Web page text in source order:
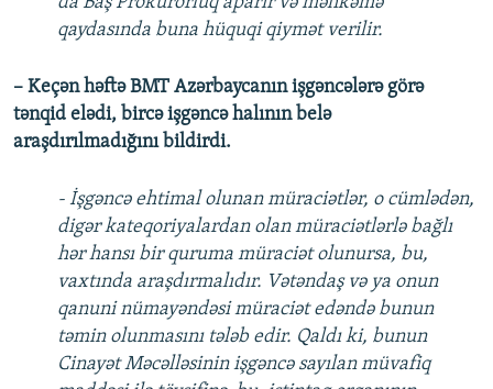
qaydasında buna hüquqi qiymət verilir.
– Keçən həftə BMT Azərbaycanın işgəncələrə görə
tənqid elədi, bircə işgəncə halının belə
araşdırılmadığını bildirdi.
- İşgəncə ehtimal olunan müraciətlər, o cümlədən,
digər kateqoriyalardan olan müraciətlərlə bağlı
hər hansı bir quruma müraciət olunursa, bu,
vaxtında araşdırmalıdır. Vətəndaş və ya onun
qanuni nümayəndəsi müraciət edəndə bunun
təmin olunmasını tələb edir. Qaldı ki, bunun
Cinayət Məcəlləsinin işgəncə sayılan müvafiq